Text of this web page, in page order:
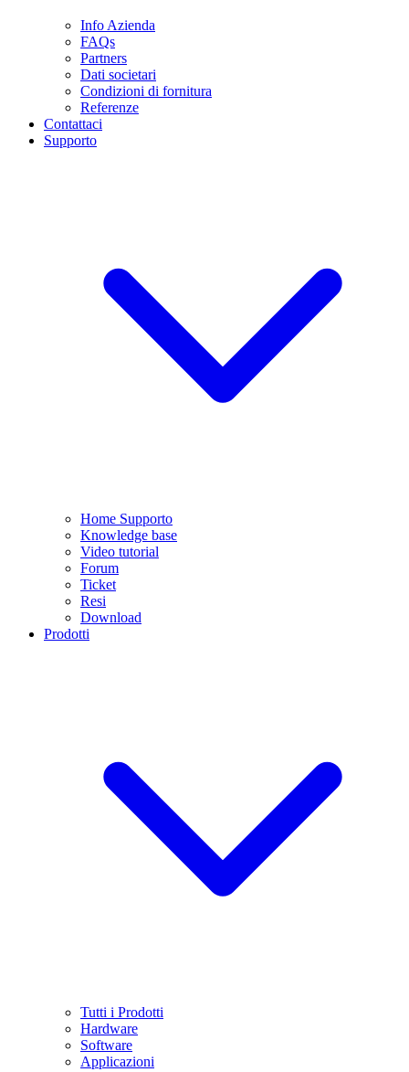
Info Azienda
FAQs
Partners
Dati societari
Condizioni di fornitura
Referenze
Contattaci
Supporto
Home Supporto
Knowledge base
Video tutorial
Forum
Ticket
Resi
Download
Prodotti
Tutti i Prodotti
Hardware
Software
Applicazioni